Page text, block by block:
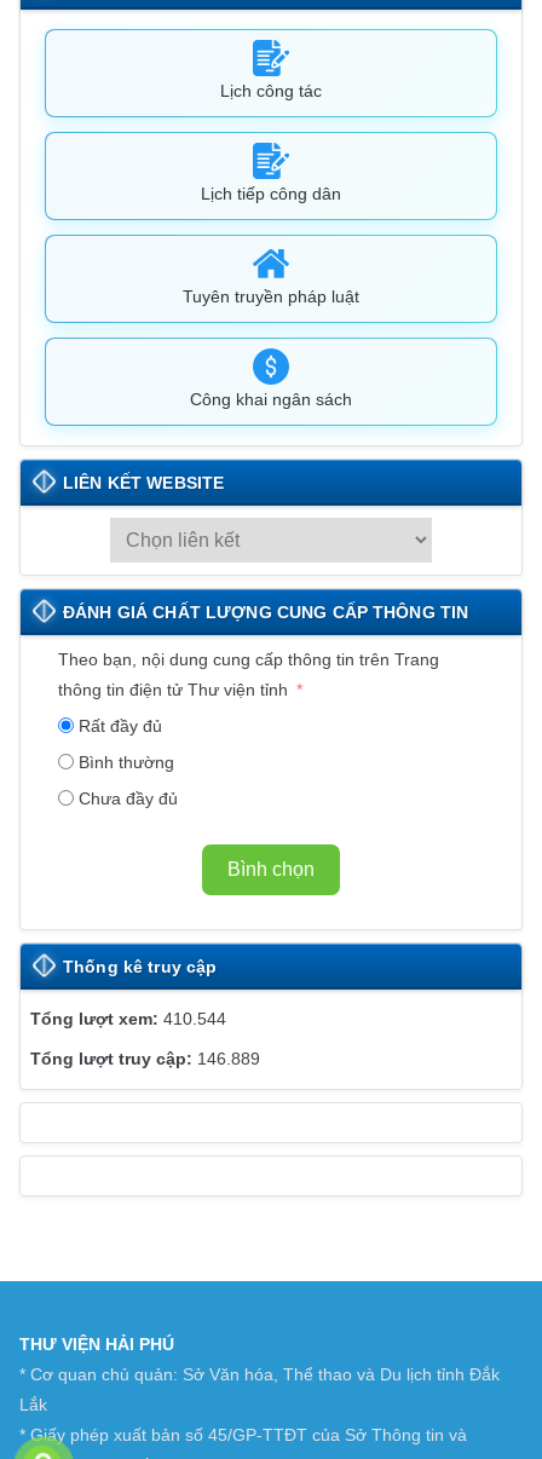
Lịch công tác
Lịch tiếp công dân
Tuyên truyền pháp luật
Công khai ngân sách
LIÊN KẾT WEBSITE
I
Ê
N
K
Ế
E
B
ĐÁNH GIÁ CHẤT LƯỢNG CUNG CẤP THÔNG TIN
Theo bạn, nội dung cung cấp thông tin trên Trang
thông tin điện tử Thư viện tỉnh
Rất đầy đủ
Bình thường
Chưa đầy đủ
Bình chọn
Thống kê truy cập
410.544
146.889
THƯ VIỆN HẢI PHÚ
* Cơ quan chủ quản: Sở Văn hóa, Thể thao và Du lịch tỉnh Đắk
Lắk
* Giấy phép xuất bản số 45/GP-TTĐT của Sở Thông tin và